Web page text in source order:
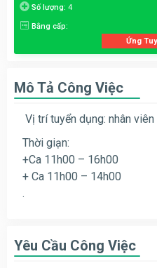
Số lượng: 4
Bằng cấp:
Ứng
Mô Tả Công Việc
Vị trí tuyển dụng: nhân
Thời giạn:
+Ca 11h00 – 16h00
+ Ca 11h00 – 14h00
.
Yêu Cầu Công Việc